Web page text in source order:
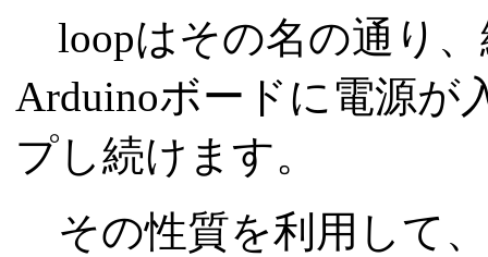
loopはその名の通り
Arduinoボードに電源が
プし続けます。
その性質を利用して